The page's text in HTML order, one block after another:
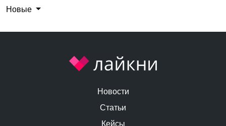
Новые
Новости
Статьи
Кейсы